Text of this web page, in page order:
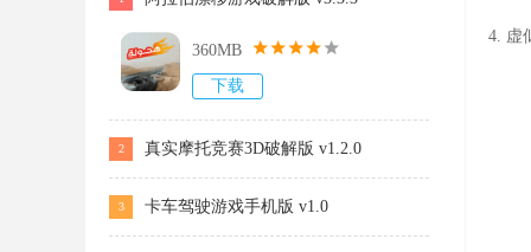
360MB
下载
2 真实摩托竞赛3D破解版 v1.2.0
3 卡车驾驶游戏手机版 v1.0
4. 虚